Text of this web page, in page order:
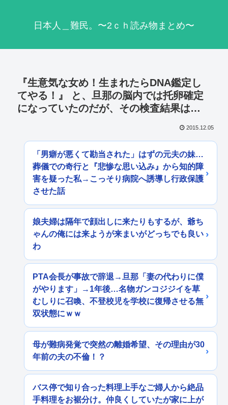
日本人＿難民。〜2ｃｈ読み物まとめ〜
『生意気な女め！生まれたらDNA鑑定し
てやる！』 と、旦那の脳内では托卵確定
になっていたのだが、その検査結果は…
2015.12.05
「男癖が悪くて勘当された」はずの元夫の妹…
葬儀での奇行と『悲惨な思い込み』から知的障
害を疑った私→こっそり病院へ誘導し行政保護
させた話
娘夫婦は隔年で顔出しに来たりもするが、爺ち
ゃんの俺には来ようが来まいがどっちでも良い
わ
PTA会長が事故で辞退→旦那「妻の代わりに僕
がやります」→1年後…名物ガンコジジイを草
むしりに召喚、不登校児を学校に復帰させる無
双状態にｗｗ
母が難病発覚で突然の離婚希望、その理由が30
年前の夫の不倫！？
バス停で知り合った料理上手なご婦人から絶品
手料理をお裾分け。仲良くしていたが家に上が